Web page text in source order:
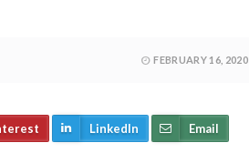
FEBRUARY 16, 2020
LinkedIn Email